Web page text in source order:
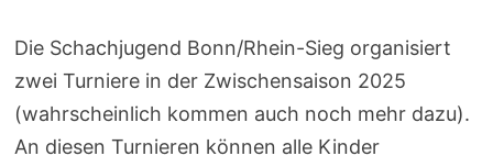
Die Schachjugend Bonn/Rhein-Sieg organisiert
zwei Turniere in der Zwischensaison 2025
(wahrscheinlich kommen auch noch mehr dazu).
An diesen Turnieren können alle Kinder